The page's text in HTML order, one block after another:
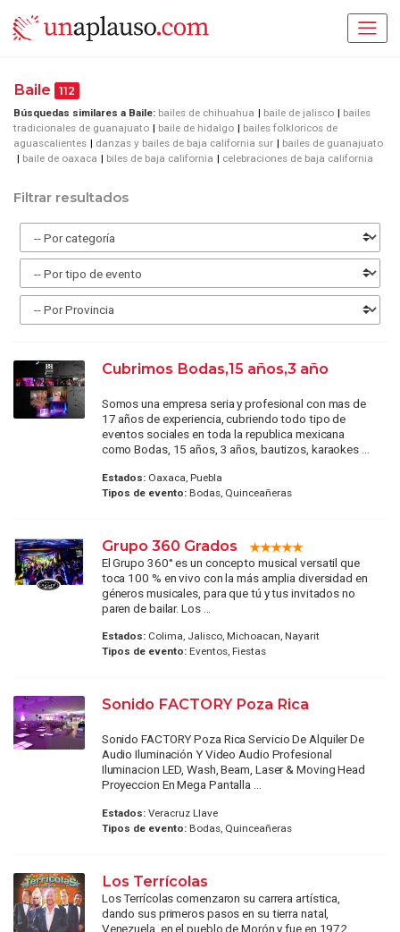
Baile 112
Búsquedas similares a Baile: bailes de chihuahua baile de jalisco
bailes
tradicionales de guanajuato
baile de hidalgo
bailes folkloricos de
aguascalientes
danzas y bailes de baja california sur
bailes de guanajuato
baile de oaxaca
biles de baja california celebraciones de baja california
Filtrar resultados
Cubrimos Bodas,15 años,3 año
Somos una empresa seria y profesional con mas de
17 años de experiencia, cubriendo todo tipo de
eventos sociales en toda la republica mexicana
como Bodas, 15 años, 3 años, bautizos, karaokes ...
Estados:Oaxaca, Puebla
Tipos de evento:Bodas, Quinceañeras
Grupo 360 Grados
El Grupo 360° es un concepto musical versatil que
toca 100 % en vivo con la más amplia diversidad en
géneros musicales, para que tú y tus invitados no
paren de bailar. Los ...
Estados:Colima, Jalisco, Michoacan, Nayarit
Tipos de evento:Eventos, Fiestas
Sonido FACTORY Poza Rica
Sonido FACTORY Poza Rica Servicio De Alquiler De
Audio Iluminación Y Video Audio Profesional
Iluminacion LED, Wash, Beam, Laser & Moving Head
Proyeccion En Mega Pantalla ...
Estados:Veracruz Llave
Tipos de evento:Bodas, Quinceañeras
Los Terrícolas
Los Terrícolas comenzaron su carrera artística,
dando sus primeros pasos en su tierra natal,
Venezuela, en el pueblo de Morón y fue en 1972